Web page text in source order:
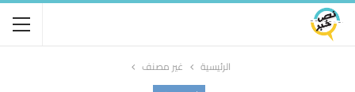
الرئيسية غير مصنف